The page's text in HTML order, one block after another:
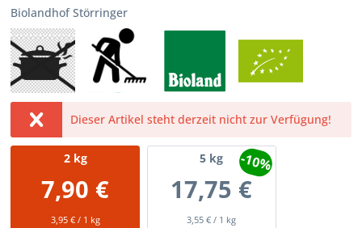
Biolandhof Störringer
Dieser Artikel steht derzeit nicht zur Verfügung!
2kg
7,90 €
3,95 € / 1 kg
5 kg
17,75 €
3,55 € / 1 kg
-10%